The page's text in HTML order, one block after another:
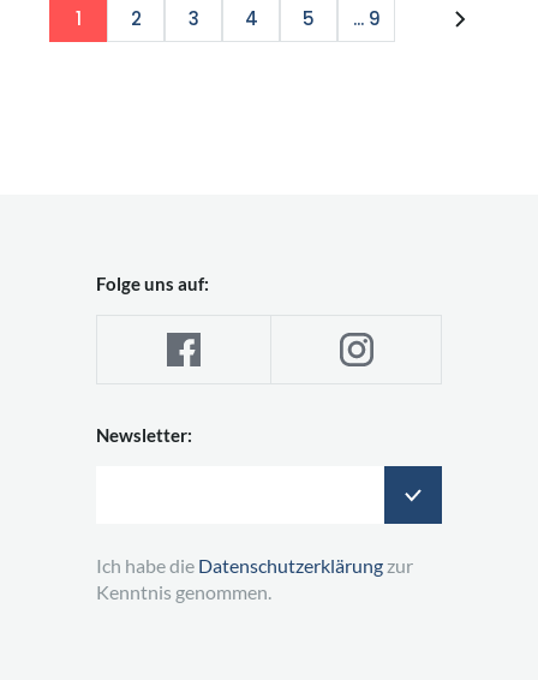
1 2 3 4 5 ... 9
Folge uns auf:
Newsletter:
Ich habe die Datenschutzerklärung zur
Kenntnis genommen.